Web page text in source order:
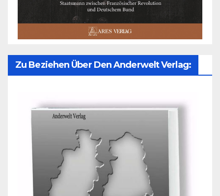
Zu Beziehen Über Den Anderwelt Verlag: